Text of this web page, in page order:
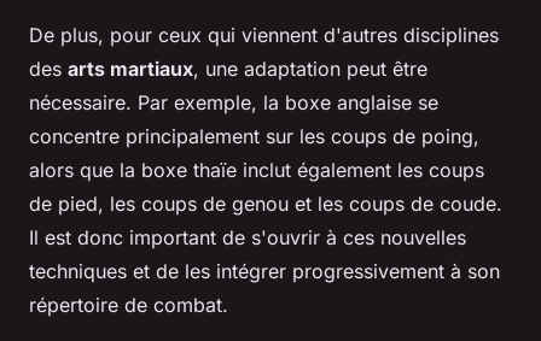
De plus, pour ceux qui viennent d'autres disciplines
des arts martiaux, une adaptation peut être
nécessaire. Par exemple, la boxe anglaise se
concentre principalement sur les coups de poing,
alors que la boxe thaïe inclut également les coups
de pied, les coups de genou et les coups de coude.
Il est donc important de s'ouvrir à ces nouvelles
techniques et de les intégrer progressivement à son
répertoire de combat.